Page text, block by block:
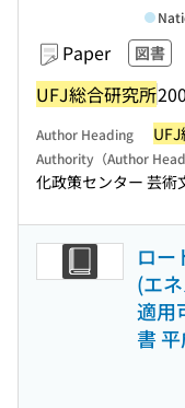
Paper 図書
UFJ総合研究所
Author Heading
Authority（Author
化政策センター 芸術
ロー
(エ
適用
書